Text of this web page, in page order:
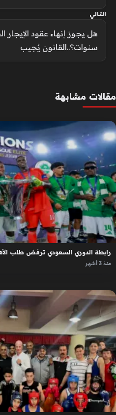
التالي
سنوات؟..القانون يُجيب
مقالات مشابهة
رابطة الدوري السعودي ترفض طلب
منذ 3 أشهر